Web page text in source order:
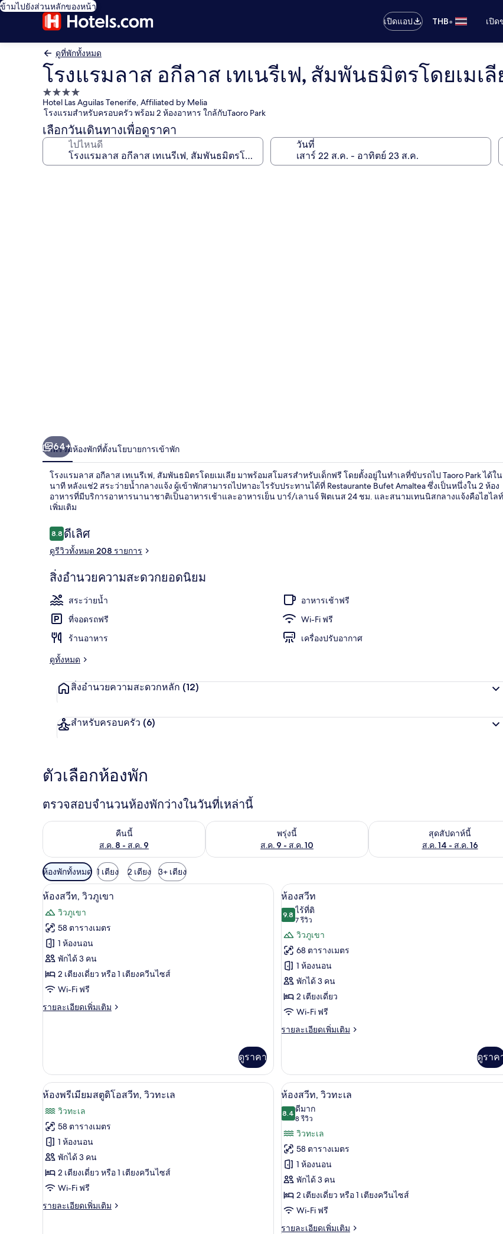
ข้ามไปยังส่วนหลักของหน้า
เปิดแอป
THB• เปิ
ดูที่พักทั้งหมด
โรงแรมลาส อกีลาส เทเนรีเฟ, สัมพันธมิตรโดยเมเลี
ที่พัก
4.0
ดาว
Hotel Las Aguilas Tenerife, Affiliated by Melia
โรงแรมสำหรับครอบครัว พร้อม 2 ห้องอาหาร ใกล้กับTaoro Park
เลือกวันเดินทางเพื่อดูราคา
ไปไหนดี วันที่
โดย
เม
เลีย
64+
ภาพรวมห้องพักที่ตั้งนโยบายการเข้าพัก
โรงแรมลาส อกีลาส เทเนรีเฟ, สัมพันธมิตรโดยเมเลีย มาพร้อมสโมสรสำหรับเด็กฟรี โดยตั้งอยู่ในทำเลที่ขับรถไป Taoro Park ได้ใ
นาที หลังแช่2 สระว่ายน้ำกลางแจ้ง ผู้เข้าพักสามารถไปหาอะไรรับประทานได้ที่ Restaurante Bufet Amaltea ซึ่งเป็นหนึ่งใน 2 ห้อง
อาหารที่มีบริการอาหารนานาชาติเป็นอาหารเช้าและอาหารเย็น บาร์/เลานจ์ ฟิตเนส 24 ชม. และสนามเทนนิสกลางแจ้งคือไฮไลท์
เพิ่มเติม
รีวิว
8.88.8 จาก 10
ดีเลิศ
ดูรีวิวทั้งหมด 208 รายการ
สิ่งอำนวยความสะดวกยอดนิยม
สระว่ายน้ำ
อาหารเช้าฟรี
ที่จอดรถฟรี
Wi-Fi ฟรี
ร้านอาหาร
เครื่องปรับอากาศ
ดูทั้งหมด
สิ่งอำนวยความสะดวกหลัก (12)
สำหรับครอบครัว (6)
ตัวเลือกห้องพัก
ตรวจสอบจำนวนห้องพักว่างในวันที่เหล่านี้
คืนนี้
ส.ค. 8 - ส.ค. 9
ตรวจสอบจำนวนห้องพักว่างในคืนนี้ ส.ค. 8 - ส.ค. 9
พรุ่งนี้
ส.ค. 9 - ส.ค. 10
ตรวจสอบจำนวนห้องพักว่างในพรุ่งนี้ ส.ค. 9 - ส.ค. 10
สุดสัปดาห์นี้
ส.ค. 14 - ส.ค. 16
ตรวจสอบจำนวนห้องพักว่างในสุ
ตัว
กรอง
ที่
มี
ให้
สำหรับ
ห้อง
พัก
ห้องพักทั้งหมด 1 เตียง 2 เตียง 3+ เตียง
เปิด
ภาพถ่าย
ทั้งหมด
ของ
ห้อง
สวีท,
วิว
ภูเขา
1 ห้องนอน, โต๊ะทำงาน, ผ้าม่านกันแสง, Wi-Fi ฟรี
9
ห้องสวีท, วิวภูเขา
วิวภูเขา
58 ตารางเมตร
1 ห้องนอน
พักได้ 3 คน
2 เตียงเดี่ยว หรือ 1 เตียงควีนไซส์
Wi-Fi ฟรี
รายละเอียดเพิ่มเติม
ราย
ห้อง
สวี
ท,
ภูเขา
ดูราคา
เปิด
ภาพถ่าย
ทั้งหมด
ของ
ห้อง
สวีท
1 ห้องนอน, โต๊ะทำงาน, ผ้าม่าน
6
ห้องสวีท
9.89.8 จาก 10
ไร้ที่ติ
7 รีวิว
(7
รีวิว)
วิวภูเขา
68 ตารางเมตร
1 ห้องนอน
พักได้ 3 คน
2 เตียงเดี่ยว
Wi-Fi ฟรี
รายละเอียดเพิ่มเติม
ราย
เกี่ยว
กับ
ห้อง
ท
ดูราค
เปิด
ภาพถ่าย
ทั้งหมด
ของ
ห้อง
พรีเมียม
สตู
ดิ
1 ห้องนอน, โต๊ะทำงาน, ผ้าม่านกันแสง, Wi-Fi ฟรี
5
ห้องพรีเมียมสตูดิโอสวีท, วิวทะเล
วิวทะเล
58 ตารางเมตร
1 ห้องนอน
พักได้ 3 คน
2 เตียงเดี่ยว หรือ 1 เตียงควีนไซส์
Wi-Fi ฟรี
รายละเอียดเพิ่มเติม
ราย
เปิด
ภาพถ่าย
ทั้งหมด
ของ
ห้อง
สวีท,
วิว
ทะเล
1 ห้องนอน, โต๊ะทำงาน, ผ้าม่าน
12
ห้องสวีท, วิวทะเล
8.48.4 จาก 10
ดีมาก
8 รีวิว
(8
รีวิว)
วิวทะเล
58 ตารางเมตร
1 ห้องนอน
พักได้ 3 คน
2 เตียงเดี่ยว หรือ 1 เตียงควีนไซส์
Wi-Fi ฟรี
รายละเอียดเพิ่มเติม
ราย